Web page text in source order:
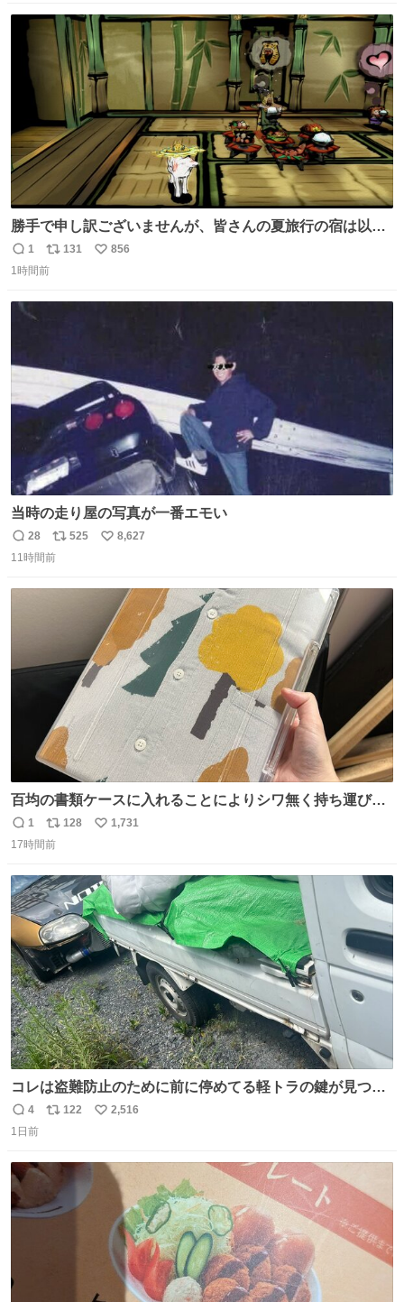
ト
数
数
勝手で申し訳ございませんが、皆さんの夏旅行の宿は以下
のルールで決めさせてもらいます！ ←この投稿が1万いい
返
信
1
リ
ポ
131
い
856
1時間前
当時の走り屋の写真が一番エモい
返
信
28
リ
ポ
525
い
8,627
11時間前
百均の書類ケースに入れることによりシワ無く持ち運びに
成功 いつも劇場のアイロンをお借りしていた ㅤ だいぶ前に
楽屋で誰かが入れているのを見て「真似しよう」と思った
返
信
1
リ
ポ
ト
数
128
い
数
1,731
17時間前
コレは盗難防止のために前に停めてる軽トラの鍵が見つか
らなくて 持ち主すら動かすことができない鉄壁のスープラ
返
信
4
リ
ト
数
122
い
2,516
1日前